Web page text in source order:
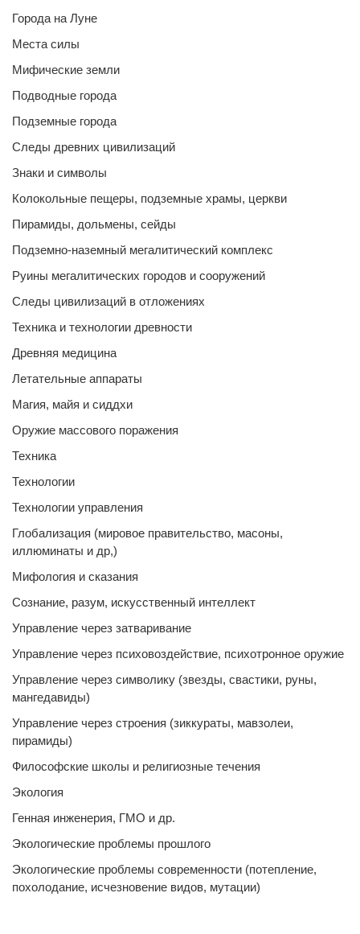
Города на Луне
Места силы
Мифические земли
Подводные города
Подземные города
Следы древних цивилизаций
Знаки и символы
Колокольные пещеры, подземные храмы, церкви
Пирамиды, дольмены, сейды
Подземно-наземный мегалитический комплекс
Руины мегалитических городов и сооружений
Следы цивилизаций в отложениях
Техника и технологии древности
Древняя медицина
Летательные аппараты
Магия, майя и сиддхи
Оружие массового поражения
Техника
Технологии
Технологии управления
Глобализация (мировое правительство, масоны,
иллюминаты и др,)
Мифология и сказания
Сознание, разум, искусственный интеллект
Управление через затваривание
Управление через психовоздействие, психотронное оружие
Управление через символику (звезды, свастики, руны,
мангедавиды)
Управление через строения (зиккураты, мавзолеи,
пирамиды)
Философские школы и религиозные течения
Экология
Генная инженерия, ГМО и др.
Экологические проблемы прошлого
Экологические проблемы современности (потепление,
похолодание, исчезновение видов, мутации)